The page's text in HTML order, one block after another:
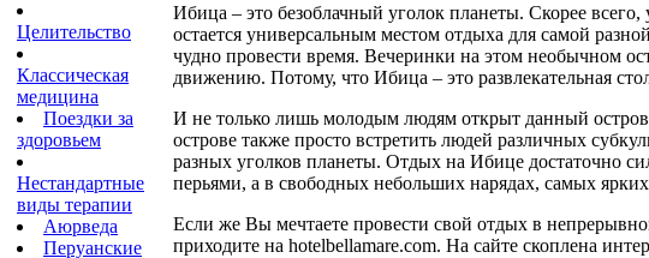
Целительство
Классическая
медицина
Поездки за
здоровьем
Нестандартные
виды терапии
Аюрведа
Перуанские
Ибица – это безоблачный уголок планеты. Скорее
остается универсальным местом отдыха для самой
чудно провести время. Вечеринки на этом необычном
движению. Потому, что Ибица – это развлекательная
И не только лишь молодым людям открыт данный
острове также просто встретить людей различных
разных уголков планеты. Отдых на Ибице достаточно
перьями, а в свободных небольших нарядах, самых
Если же Вы мечтаете провести свой отдых в
приходите на hotelbellamare.com. На сайте скоплена